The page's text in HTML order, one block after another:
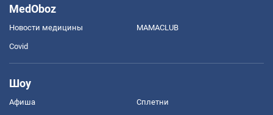
MedOboz
Новости медицины MAMACLUB
Covid
Шоу
Афиша Сплетни